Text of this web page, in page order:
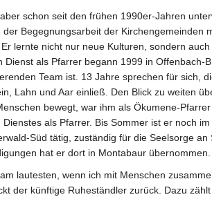
schon seit den frühen 1990er-Jahren
Begegnungsarbeit der Kirchengemeinden
lernte nicht nur neue Kulturen, sondern
Dienst als Pfarrer begann 1999 in Offenbach-
Team ist. 13 Jahre sprechen für sich,
Lahn und Aar einließ. Den Blick zu weiten
bewegt, war ihm als Ökumene-
als Pfarrer. Bis Sommer ist er noch
Süd tätig, zuständig für die Seelsorge
hat er dort in Montabaur übernommen.
lautesten, wenn ich mit Menschen
der künftige Ruheständler zurück. Dazu